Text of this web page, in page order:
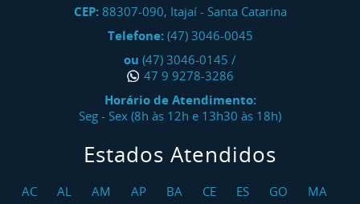
CEP: 88307-090, Itajaí- Santa Catarina
Telefone: (47) 3046-0045
ou (47) 3046-0145 /
47 9 9278-3286
Horário de Atendimento:
Seg - Sex (8h às 12h e 13h30 às 18h)
Estados Atendidos
AC AL AM AP BA CE ES GO
MA